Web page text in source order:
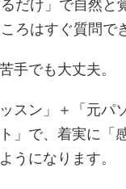
だけ」で自然と
ろはすぐ質問で
手でも大丈夫。
スン」＋「元パ
」で、着実に「
うになります。